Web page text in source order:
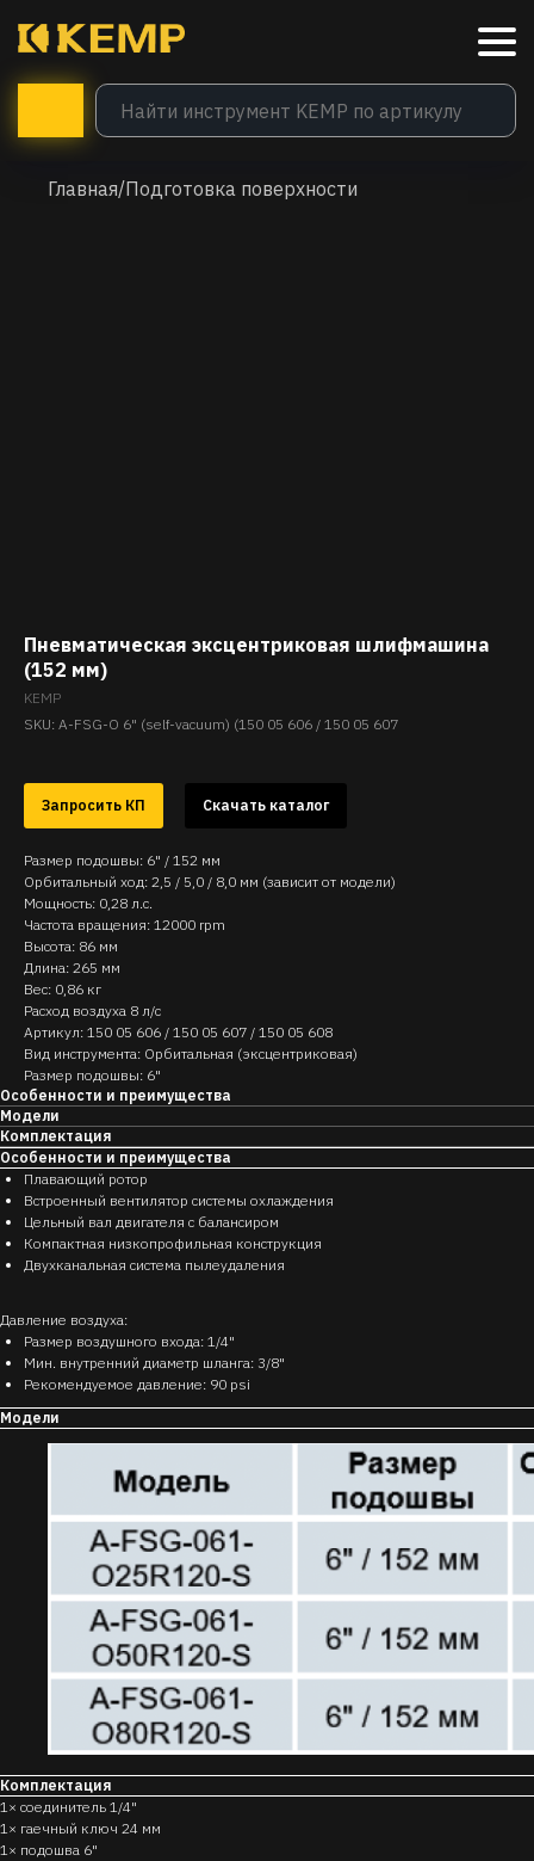
Главная/Подготовка поверхности
Пневматическая эксцентриковая шлифмашина
(152 мм)
KEMP
SKU: A-FSG-O 6" (self-vacuum) (150 05 606 / 150 05 607
Запросить КП Скачать каталог
Размер подошвы: 6" / 152 мм
Орбитальный ход: 2,5 / 5,0 / 8,0 мм (зависит от модели)
Мощность: 0,28 л.с.
Частота вращения: 12000 rpm
Высота: 86 мм
Длина: 265 мм
Вес: 0,86 кг
Расход воздуха 8 л/с
Артикул: 150 05 606 / 150 05 607 / 150 05 608
Вид инструмента: Орбитальная (эксцентриковая)
Размер подошвы: 6"
Особенности и преимущества
Модели
Комплектация
Особенности и преимущества
Плавающий ротор
Встроенный вентилятор системы охлаждения
Цельный вал двигателя с балансиром
Компактная низкопрофильная конструкция
Двухканальная система пылеудаления
Давление воздуха:
Размер воздушного входа: 1/4"
Мин. внутренний диаметр шланга: 3/8"
Рекомендуемое давление: 90 psi
Модели
Комплектация
1× соединитель 1/4"
1× гаечный ключ 24 мм
1× подошва 6"